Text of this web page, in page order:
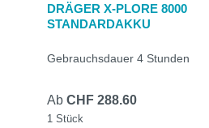
DRÄGER X-PLORE 8000
STANDARDAKKU
Gebrauchsdauer 4 Stunden
Ab CHF 288.60
1 Stück